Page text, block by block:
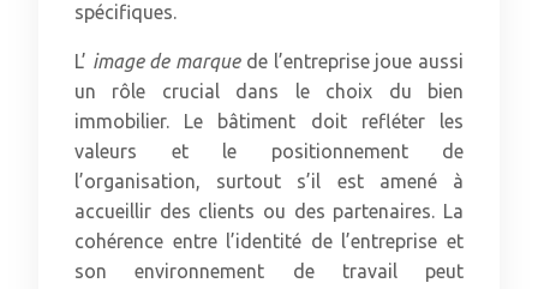
spécifiques.
L’ image de marque de l’entreprise joue aussi
un rôle crucial dans le choix du bien
immobilier. Le bâtiment doit refléter les
valeurs et le positionnement de
l’organisation, surtout s’il est amené à
accueillir des clients ou des partenaires. La
cohérence entre l’identité de l’entreprise et
son environnement de travail peut